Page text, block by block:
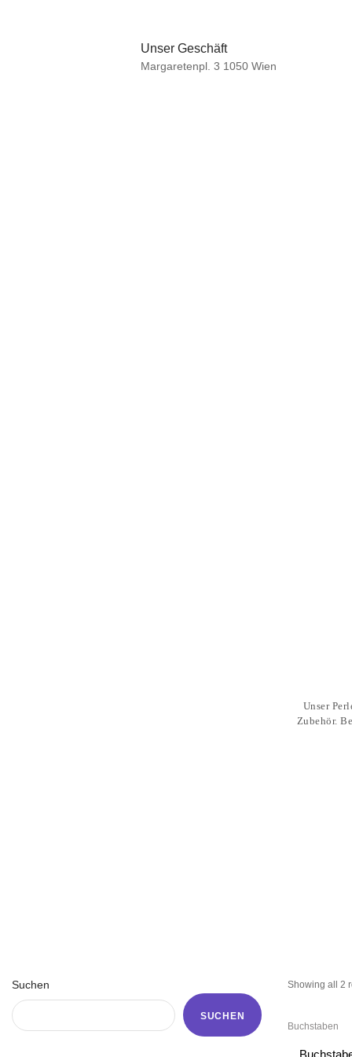
Unser Geschäft
Margaretenpl. 3 1050 Wien
Showing all 2
Buchstaben
Suchen
SUCHEN